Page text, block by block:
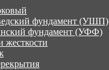
фундамент (УШП)
фундамент (УФФ)
жесткости